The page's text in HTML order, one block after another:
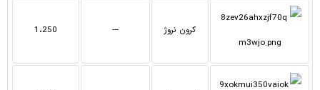
کرون نروژ --- 1،250